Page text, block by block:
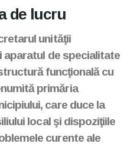
de lucru
unităţii
de specialitate
funcţională cu
primăria
care duce la
local şi dispoziţiile
curente ale